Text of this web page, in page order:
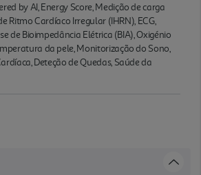
by AI, Energy Score, Medição de carga
Ritmo Cardíaco Irregular (IHRN), ECG,
de Bioimpedância Elétrica (BIA), Oxigénio
da pele, Monitorização do Sono,
Deteção de Quedas, Saúde da